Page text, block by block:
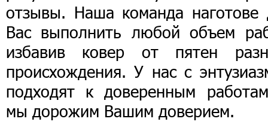
отзывы. Наша команда наготове
Вас выполнить любой объем
избавив ковер от пятен
происхождения. У нас с
подходят к доверенным
мы дорожим Вашим доверием.